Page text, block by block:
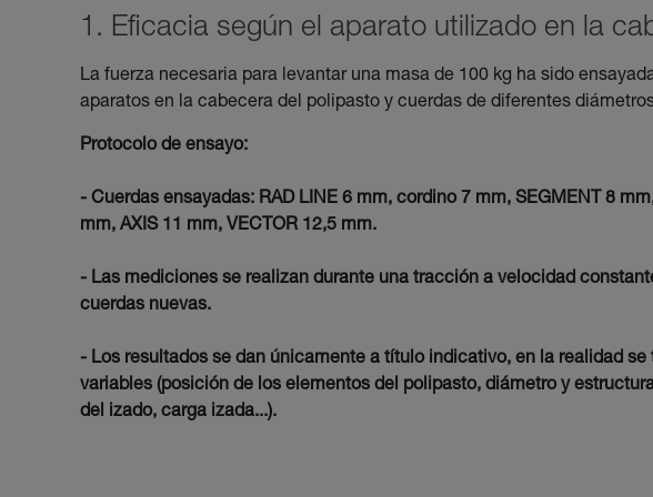
1. Eficacia según el aparato utilizado en la
La fuerza necesaria para levantar una masa de 100 kg ha sido
aparatos en la cabecera del polipasto y cuerdas de diferentes
Protocolo de ensayo:
- Cuerdas ensayadas: RAD LINE 6 mm, cordino 7 mm, SEGMENT 8
mm, AXIS 11 mm, VECTOR 12,5 mm.
- Las mediciones se realizan durante una tracción a velocidad
cuerdas nuevas.
- Los resultados se dan únicamente a título indicativo, en la realidad
variables (posición de los elementos del polipasto, diámetro y
del izado, carga izada...).